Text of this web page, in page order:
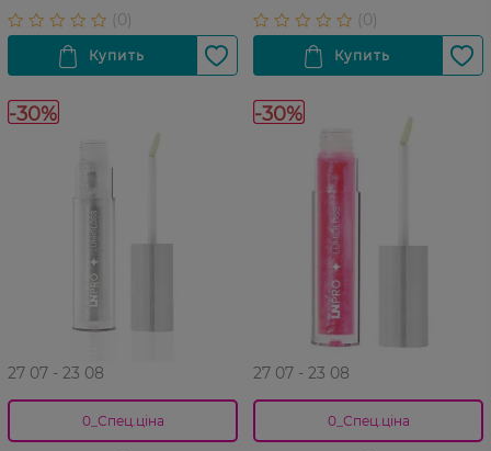
-30%
27 07 - 23 08
0_Спец.ціна
-30%
27 07 - 23 08
0_Спец.ціна